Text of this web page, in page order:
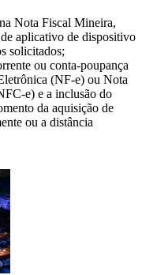
Nota Fiscal Mineira,
aplicativo de dispositivo
solicitados;
ou conta-poupança
(NF-e) ou Nota
e) e a inclusão do
da aquisição de
ou a distância